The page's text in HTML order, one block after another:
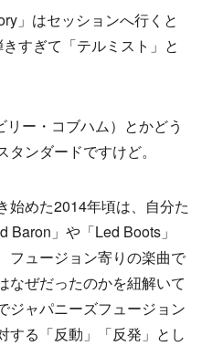
」はセッションへ行くと
すぎて「テルミスト」と
ー・コブハム）とかどう
ンダードですけど。
始めた2014年頃は、自分た
Baron」や「Led Boots」
フュージョン寄りの楽曲で
なぜだったのかを紐解いて
ジャパニーズフュージョン
する「反動」「反発」とし